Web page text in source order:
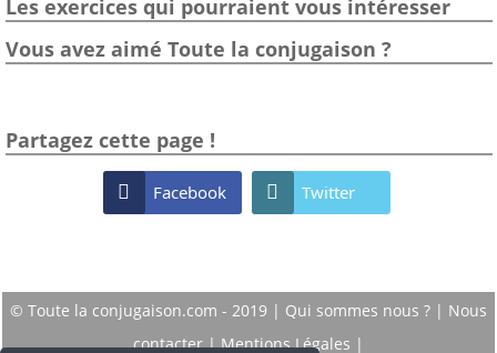
Les exercices qui pourraient vous intéresser
Vous avez aimé Toute la conjugaison ?
Partagez cette page !
 Facebook  Twitter
© Toute la conjugaison.com - 2019 | Qui sommes nous ? | Nous
contacter|Mentions Légales |